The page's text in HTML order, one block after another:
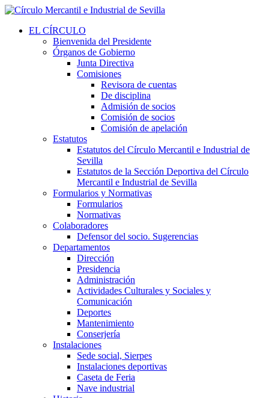
EL CÍRCULO
Bienvenida del Presidente
Órganos de Gobierno
Junta Directiva
Comisiones
Revisora de cuentas
De disciplina
Admisión de socios
Comisión de socios
Comisión de apelación
Estatutos
Estatutos del Círculo Mercantil e Industrial de
Sevilla
Estatutos de la Sección Deportiva del Círculo
Mercantil e Industrial de Sevilla
Formularios y Normativas
Formularios
Normativas
Colaboradores
Defensor del socio. Sugerencias
Departamentos
Dirección
Presidencia
Administración
Actividades Culturales y Sociales y
Comunicación
Deportes
Mantenimiento
Conserjería
Instalaciones
Sede social, Sierpes
Instalaciones deportivas
Caseta de Feria
Nave industrial